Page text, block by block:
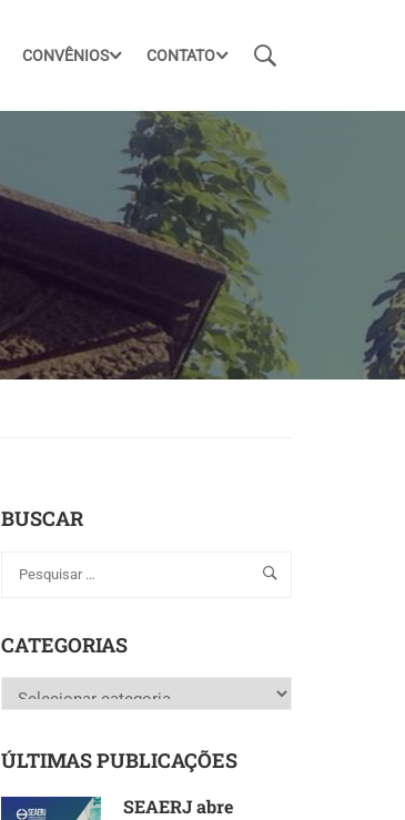
CONVÊNIOS CONTATO
BUSCAR
CATEGORIAS
Categorias
ÚLTIMAS PUBLICAÇÕES
SEAERJ abre